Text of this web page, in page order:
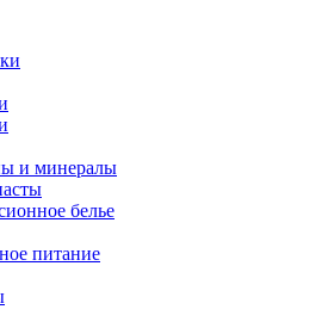
и минералы
белье
питание